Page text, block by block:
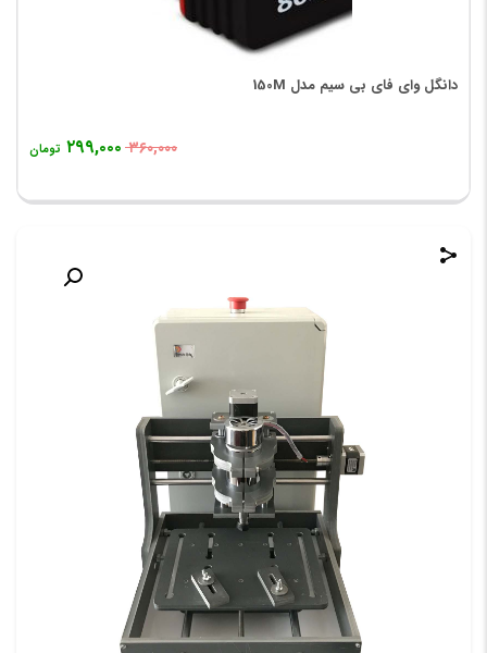
دانگل وای فای بی سیم مدل 150M
۳۶۰,۰۰۰ ۲۹۹,۰۰۰ تومان